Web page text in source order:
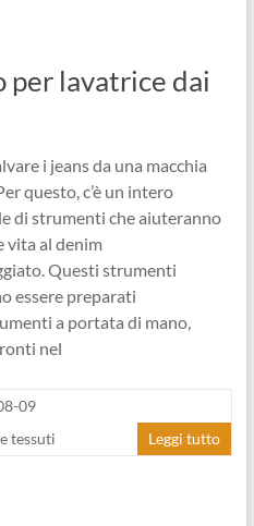
per lavatrice dai
i jeans da una macchia
questo, c’è un intero
di strumenti che aiuteranno
vita al denim
Questi strumenti
essere preparati
a portata di mano,
nel
09
tessuti Leggi tutto